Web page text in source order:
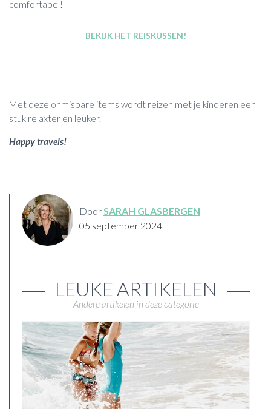
comfortabel!
BEKIJK HET REISKUSSEN!
Met deze onmisbare items wordt reizen met je kinderen een
stuk relaxter en leuker.
Happy travels!
DoorSARAH GLASBERGEN
05 september 2024
LEUKE ARTIKELEN
Andere artikelen in deze categorie